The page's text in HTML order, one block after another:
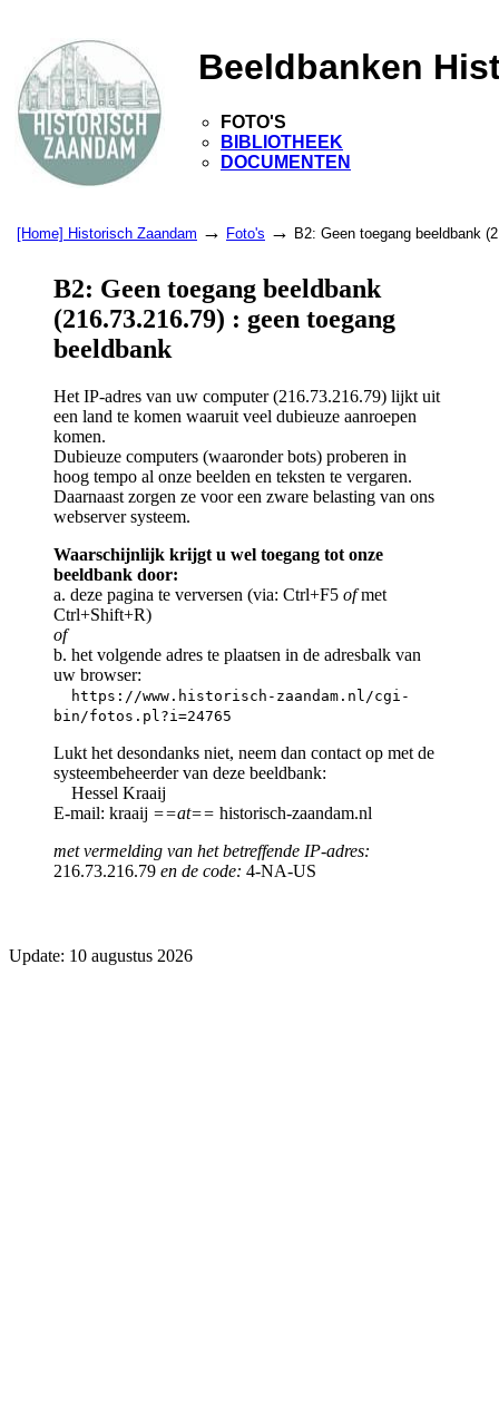
Beeldbanken
FOTO'S
BIBLIOTHEEK
DOCUMENTEN
[Home] Historisch Zaandam → Foto's → B2: Geen toegang beeldbank
B2: Geen toegang beeldbank
(216.73.216.79) : geen toegang
beeldbank
Het IP-adres van uw computer (216.73.216.79) lijkt uit
een land te komen waaruit veel dubieuze aanroepen
komen.
Dubieuze computers (waaronder bots) proberen in
hoog tempo al onze beelden en teksten te vergaren.
Daarnaast zorgen ze voor een zware belasting van ons
webserver systeem.
Waarschijnlijk krijgt u wel toegang tot onze
beeldbank door:
a. deze pagina te verversen (via: Ctrl+F5 ofmet
Ctrl+Shift+R)
of
b. het volgende adres te plaatsen in de adresbalk van
uw browser:
https://www.historisch-zaandam.nl/cgi-
bin/fotos.pl?i=24765
Lukt het desondanks niet, neem dan contact op met de
systeembeheerder van deze beeldbank:
Hessel Kraaij
E-mail: kraaij ==at== historisch-zaandam.nl
met vermelding van het betreffende IP-adres:
216.73.216.79 en de code: 4-NA-US
Update: 10 augustus 2026